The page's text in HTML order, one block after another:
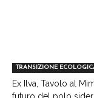
TRANSIZIONE
Ex Ilva, Tavolo al
futuro del polo